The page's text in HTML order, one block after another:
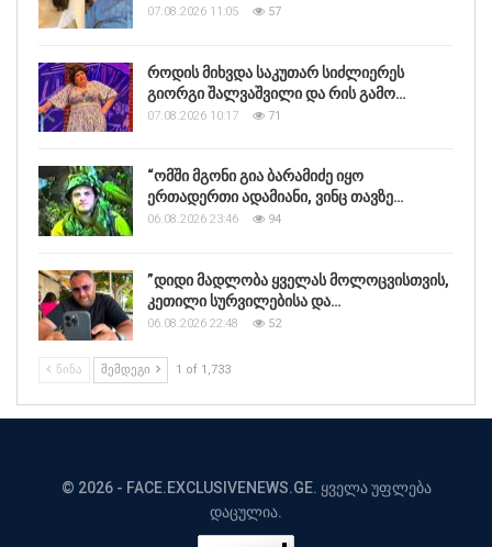
07.08.2026 11:05 57
როდის მიხვდა საკუთარ სიძლიერეს
გიორგი შალვაშვილი და რის გამო…
07.08.2026 10:17 71
“ომში მგონი გია ბარამიძე იყო
ერთადერთი ადამიანი, ვინც თავზე…
06.08.2026 23:46 94
”დიდი მადლობა ყველას მოლოცვისთვის,
კეთილი სურვილებისა და…
06.08.2026 22:48 52
ᲬᲘᲜᲐ ᲨᲔᲛᲓᲔᲒᲘ 1 of 1,733
© 2026 - FACE.EXCLUSIVENEWS.GE. ყველა უფლება
დაცულია.